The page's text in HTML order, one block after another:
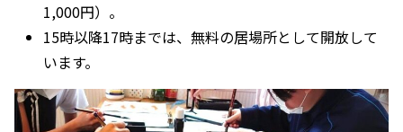
1,000円）。
15時以降17時までは、無料の居場所として開放して
います。